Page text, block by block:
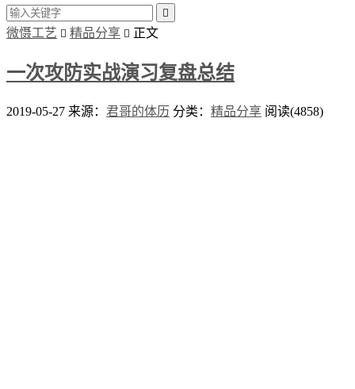

微慑工艺  精品分享  正文
一次攻防实战演习复盘总结
2019-05-27 来源： 君哥的体历 分类： 精品分享 阅读(4858)